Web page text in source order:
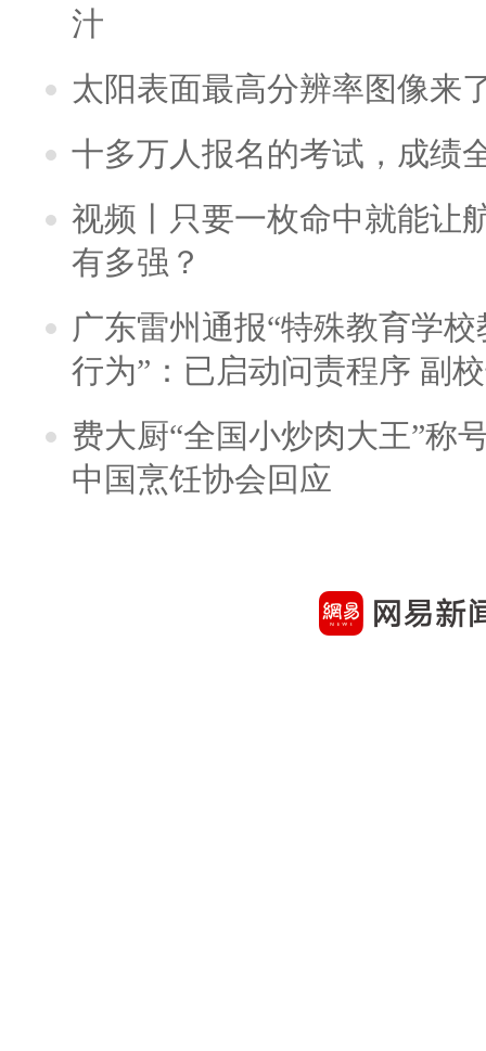
汁
太阳表面最高分辨率图像来
十多万人报名的考试，成绩
视频丨只要一枚命中就能让
有多强？
广东雷州通报“特殊教育学
行为”：已启动问责程序 副
费大厨“全国小炒肉大王”称
中国烹饪协会回应